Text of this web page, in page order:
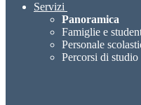
Servizi
Panoramica
Famiglie e
Personale
Percorsi di studio